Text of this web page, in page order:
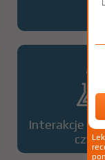
Interakcje z